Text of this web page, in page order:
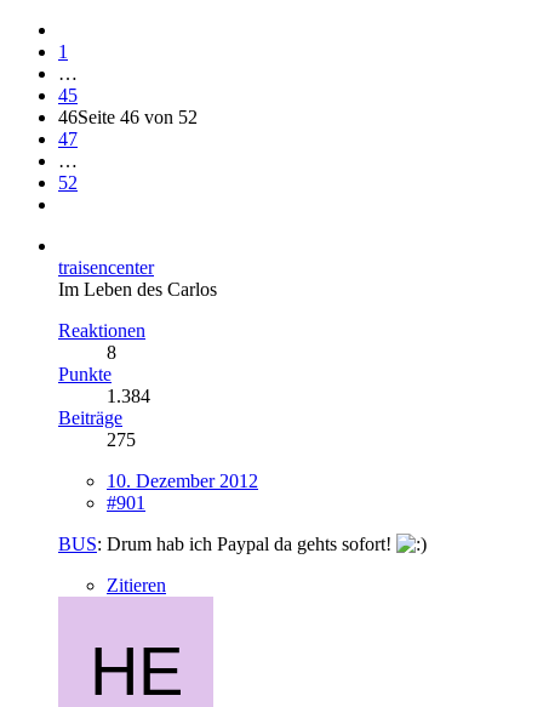
1
…
45
46Seite 46 von 52
47
…
52
traisencenter
Im Leben des Carlos
Reaktionen
8
Punkte
1.384
Beiträge
275
10. Dezember 2012
#901
BUS: Drum hab ich Paypal da gehts sofort!
Zitieren